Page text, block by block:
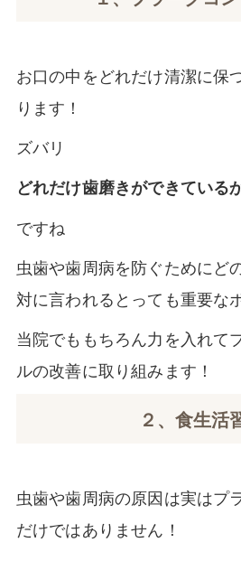
お口の中をどれだけ清潔に保
ります！
ズバリ
どれだけ歯磨きができている
ですね
虫歯や歯周病を防ぐためにど
対に言われるとっても重要な
当院でももちろん力を入れて
ルの改善に取り組みます！
２、食生活
虫歯や歯周病の原因は実はプ
だけではありません！